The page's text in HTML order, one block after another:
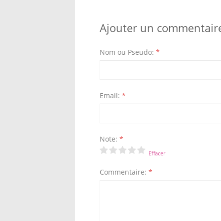
Ajouter un
Nom ou Pseudo: *
Email: *
Note: *
Effacer
Commentaire: *